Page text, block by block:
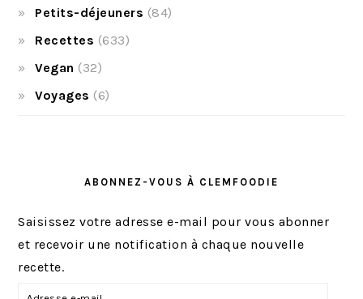
Petits-déjeuners (84)
Recettes (633)
Vegan (32)
Voyages (6)
ABONNEZ-VOUS À CLEMFOODIE
Saisissez votre adresse e-mail pour vous abonner
et recevoir une notification à chaque nouvelle
recette.